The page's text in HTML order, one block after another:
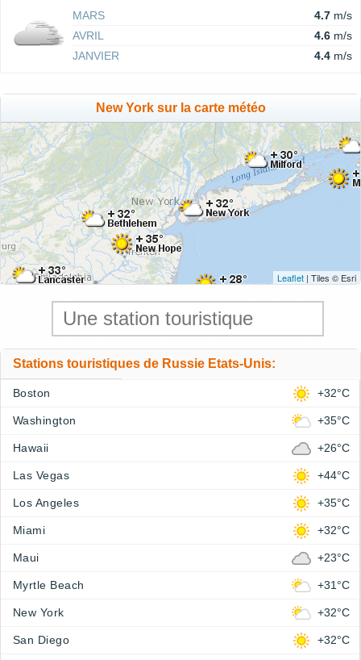
MARS 4.7 m/s
AVRIL
4.6 m/s
JANVIER
4.4 m/s
New York sur la carte météo
Leaflet | Tiles © Esri
Stations touristiques de Russie Etats-Unis:
Boston +32°C
Washington +35°C
Hawaii +26°C
Las Vegas +44°C
Los Angeles +35°C
Miami +32°C
Maui +23°C
Myrtle Beach +31°C
New York +32°C
San Diego +32°C